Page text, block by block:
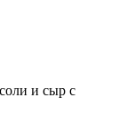
и сыр с